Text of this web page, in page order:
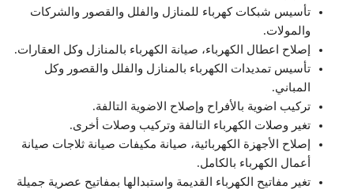
تأسيس شبكات كهرباء للمنازل والفلل والقصور والشركات
والمولات.
إصلاح اعطال الكهرباء، صيانة الكهرباء بالمنازل وكل العقارات.
تأسيس تمديدات الكهرباء بالمنازل والفلل والقصور وكل
المباني.
تركيب اضوية بالأفراح وإصلاح الاضوية التالفة.
تغير وصلات الكهرباء التالفة وتركيب وصلات أخرى.
إصلاح الأجهزة الكهربائية، صيانة مكيفات صيانة ثلاجات صيانة
أعمال الكهرباء بالكامل.
تغير مفاتيح الكهرباء القديمة واستبدالها بمفاتيح عصرية جميلة